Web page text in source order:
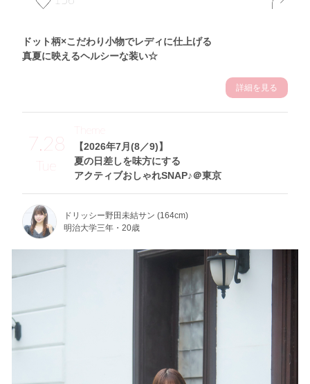
ドット柄×こだわり小物でレディに仕上げる
真夏に映えるヘルシーな装い☆
詳細を見る
7.28
Tue
【2026年7月(8／9)】
夏の日差しを味方にする
アクティブおしゃれSNAP♪＠東京
Theme
ドリッシー野田未結サン (164cm)
明治大学三年・20歳